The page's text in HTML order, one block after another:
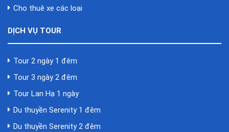
Cho thuê xe các loại
DỊCH VỤ TOUR
Tour 2 ngày 1 đêm
Tour 3 ngày 2 đêm
Tour Lan Hạ 1 ngày
Du thuyền Serenity 1 đêm
Du thuyền Serenity 2 đêm